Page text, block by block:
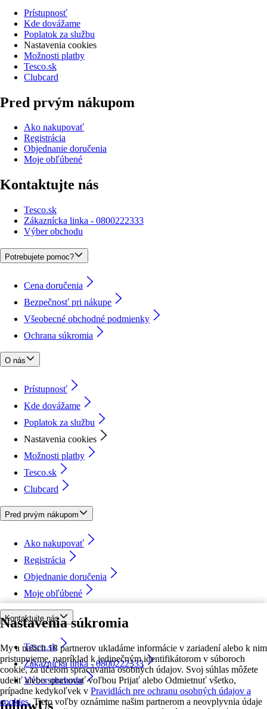
Nastavenia súkromia
My a našich 18 partnerov ukladáme informácie v zariadení alebo k nim
pristupujeme, napríklad k jedinečným identifikátorom v súboroch
cookie, za účelom spracúvania osobných údajov. Svoj súhlas môžete
udeliť alebo spravovať voľbou Prijať alebo Odmietnuť všetko,
prípadne kedykoľvek v Pravidlách pre ochranu osobných údajov a
cookies. Tieto voľby oznámime našim partnerom a neovplyvnia údaje
Prístupnosť
Kde dovážame
Poplatok za službu
Nastavenia cookies
Možnosti platby
Tesco.sk
Clubcard
Pred prvým nákupom
Ako nakupovať
Registrácia
Objednanie doručenia
Moje obľúbené
Kontaktujte nás
Tesco.sk
Zákaznícka linka - 0800222333
Výber obchodu
Potrebujete pomoc?
Cena doručenia
Bezpečnosť pri nákupe
Všeobecné obchodné podmienky
Ochrana súkromia
O nás
Prístupnosť
Kde dovážame
Poplatok za službu
Nastavenia cookies
Možnosti platby
Tesco.sk
Clubcard
Pred prvým nákupom
Ako nakupovať
Registrácia
Objednanie doručenia
Moje obľúbené
Kontaktujte nás
Tesco.sk
Zákaznícka linka - 0800222333
Výber obchodu
followUs